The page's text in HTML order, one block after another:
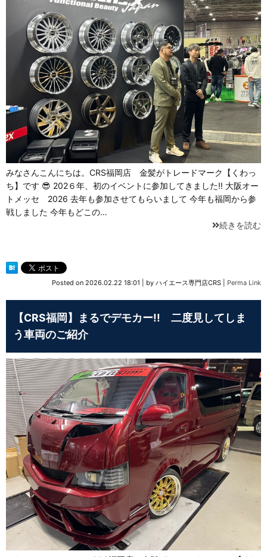
みなさんこんにちは。CRS福岡店 金髪がトレードマーク【くわっ
ち】です 😎 202６年、初のイベントに参加してきました‼ 大阪オー
トメッセ 2026 去年も参加させてもらいまして 今年も福岡から参
戦しました 今年もどこの…
続きを読む
Posted on 2026.02.22 18:01 by ハイエース専門店CRS Perma Link
【CRS福岡】まるでデモカー!! 二度見してしま
う車両のご紹介